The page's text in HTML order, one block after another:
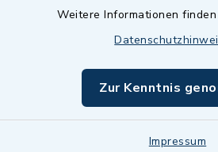
Weitere Informationen
Zur Kenntnis
Impressum
Impressum
Sitemap